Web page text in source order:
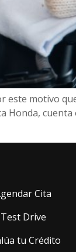
este motivo
Honda,
Cita
Test Drive
tu Crédito